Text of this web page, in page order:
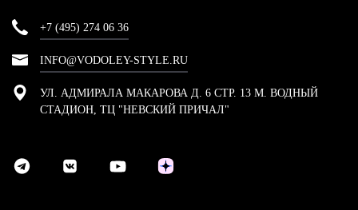
+7 (495) 274 06 36
INFO@VODOLEY-STYLE.RU
УЛ. АДМИРАЛА МАКАРОВА Д. 6 СТР. 13 М. ВОДНЫЙ
СТАДИОН, ТЦ "НЕВСКИЙ ПРИЧАЛ"